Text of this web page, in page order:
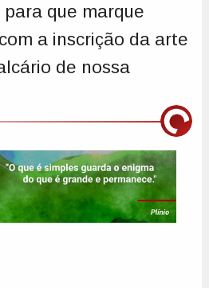
que marque
a inscrição da arte
de nossa